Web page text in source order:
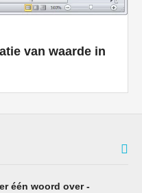
van waarde in
één woord over -